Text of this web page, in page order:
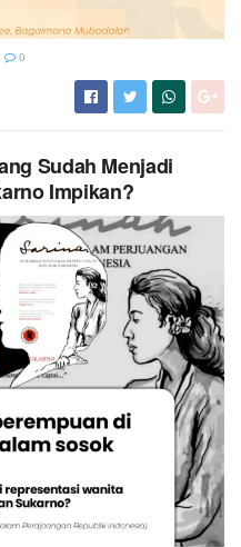
0
Sudah Menjadi
Impikan?